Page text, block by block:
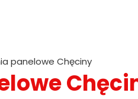
panelowe Chęciny